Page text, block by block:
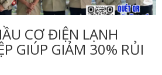
CƠ ĐIỆN LẠNH
GIÚP GIẢM 30% RỦI